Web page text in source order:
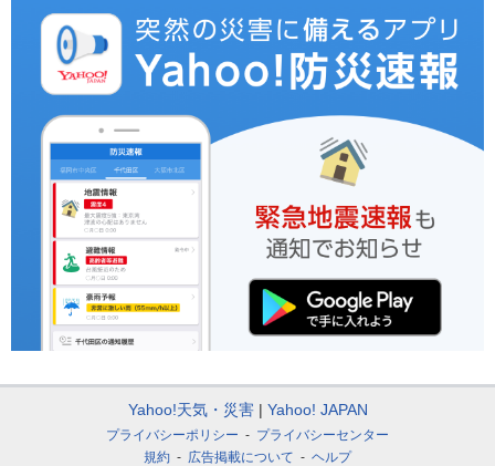
Yahoo!天気・災害 Yahoo! JAPAN
プライバシーポリシー
プライバシーセンター
規約
広告掲載について ヘルプ